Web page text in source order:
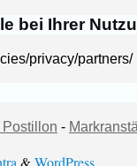
bei Ihrer
privacy/partners/
Postillon -
&WordPress.